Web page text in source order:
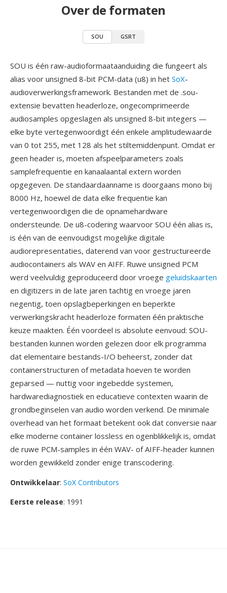
Over de formaten
SOU GSRT
SOU is één raw-audioformaataanduiding die fungeert als
alias voor unsigned 8-bit PCM-data (u8) in het SoX-
audioverwerkingsframework. Bestanden met de .sou-
extensie bevatten headerloze, ongecomprimeerde
audiosamples opgeslagen als unsigned 8-bit integers —
elke byte vertegenwoordigt één enkele amplitudewaarde
van 0 tot 255, met 128 als het stiltemiddenpunt. Omdat er
geen header is, moeten afspeelparameters zoals
samplefrequentie en kanaalaantal extern worden
opgegeven. De standaardaanname is doorgaans mono bij
8000 Hz, hoewel de data elke frequentie kan
vertegenwoordigen die de opnamehardware
ondersteunde. De u8-codering waarvoor SOU één alias is,
is één van de eenvoudigst mogelijke digitale
audiorepresentaties, daterend van voor gestructureerde
audiocontainers als WAV en AIFF. Ruwe unsigned PCM
werd veelvuldig geproduceerd door vroege geluidskaarten
en digitizers in de late jaren tachtig en vroege jaren
negentig, toen opslagbeperkingen en beperkte
verwerkingskracht headerloze formaten één praktische
keuze maakten. Één voordeel is absolute eenvoud: SOU-
bestanden kunnen worden gelezen door elk programma
dat elementaire bestands-I/O beheerst, zonder dat
containerstructuren of metadata hoeven te worden
geparsed — nuttig voor ingebedde systemen,
hardwarediagnostiek en educatieve contexten waarin de
grondbeginselen van audio worden verkend. De minimale
overhead van het formaat betekent ook dat conversie naar
elke moderne container lossless en ogenblikkelijk is, omdat
de ruwe PCM-samples in één WAV- of AIFF-header kunnen
worden gewikkeld zonder enige transcodering.
Ontwikkelaar: SoX Contributors
Eerste release: 1991